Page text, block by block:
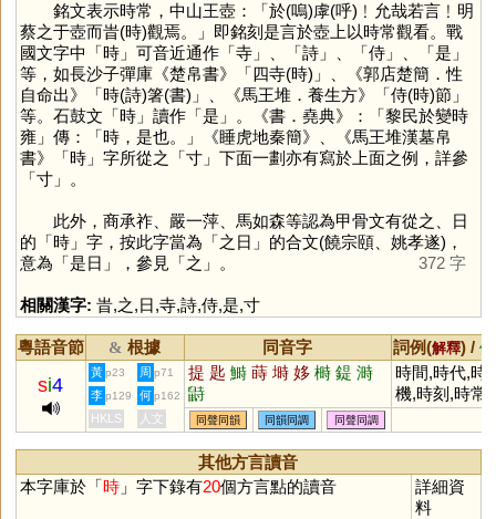
銘文表示時常，中山王壺：「於(嗚)虖(呼)﹗允哉若言﹗明
蔡之于壺而旹(時)觀焉。」即銘刻是言於壺上以時常觀看。戰
國文字中「時」可音近通作「寺」、「詩」、「侍」、「是 」
等，如長沙子彈庫《楚帛書》「四寺(時)」、《郭店楚簡．性
自命出》「時(詩)箸(書)」、《馬王堆．養生方》「侍(時)節」
等。石鼓文「時」讀作「是 」。《書．堯典》：「黎民於變時
雍」傳：「時，是也。」《睡虎地秦簡》、《馬王堆漢墓帛
書》「時」字所從之「寸」下面一劃亦有寫於上面之例，詳參
「寸」。
此外，商承祚、嚴一萍、馬如森等認為甲骨文有從之、日
的「時」字，按此字當為「之日」的合文(饒宗頤、姚孝遂)，
意為「是日」，參見「之 」。 372 字
相關漢字: 旹,之,日,寺,詩,侍,是,寸
粵語音節 & 根據 同音字 詞例(解釋) /
si4
黃 p23 周 p71 提 匙 鰣 蒔 塒 姼 榯 鍉 溡
鼭
時間,時代,時
機,時刻,時常,
時光,時空,時
速,時勢,時裝,
時事,時尚,不
時宜,風靡一
廢時失事
李 p129 何 p162
HKLS 人文 同聲同韻 同韻同調 同聲同調
其他方言讀音
本字庫於「時」字下錄有20個方言點的讀音
詳細資
料